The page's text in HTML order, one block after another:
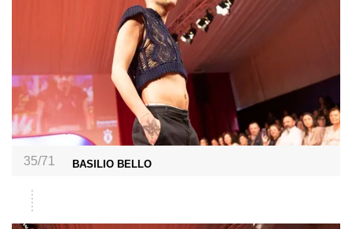
35/71 BASILIO BELLO